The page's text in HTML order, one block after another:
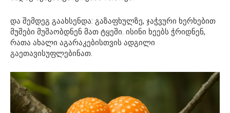
და შემდეგ გაახსენდა: გაზაფხულზე, ჯაჭვური ხერხებით
მუშები მუშაობდნენ მათ ტყეში. ისინი ხეებს ჭრიდნენ,
რათა ახალი აგარაკებისთვის ადგილი
გაეთავისუფლებინათ.